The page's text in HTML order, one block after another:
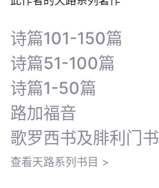
诗篇101-150篇
诗篇51-100篇
诗篇1-50篇
路加福音
歌罗西书及腓利门书
查看天路系列书目 >